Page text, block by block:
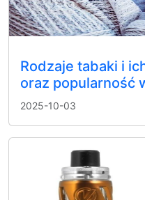
Rodzaje tabaki i
oraz popularność
2025-10-03